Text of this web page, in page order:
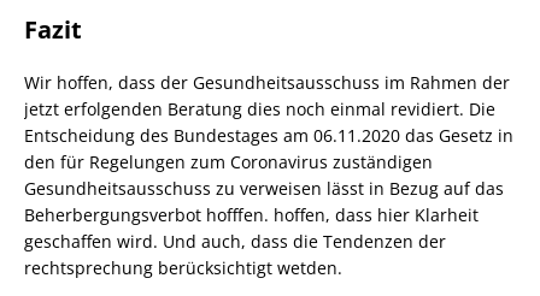
Fazit
Wir hoffen, dass der Gesundheitsausschuss im Rahmen der
jetzt erfolgenden Beratung dies noch einmal revidiert. Die
Entscheidung des Bundestages am 06.11.2020 das Gesetz in
den für Regelungen zum Coronavirus zuständigen
Gesundheitsausschuss zu verweisen lässt in Bezug auf das
Beherbergungsverbot hofffen. hoffen, dass hier Klarheit
geschaffen wird. Und auch, dass die Tendenzen der
rechtsprechung berücksichtigt wetden.